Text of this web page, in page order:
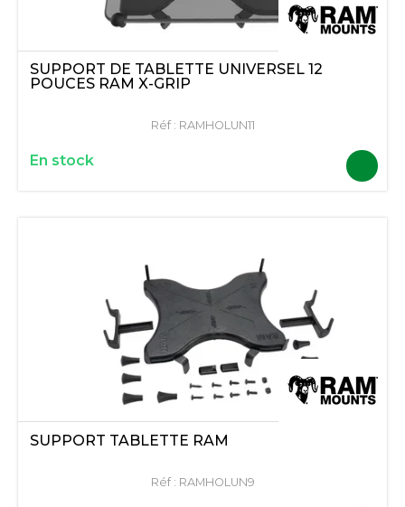
SUPPORT DE TABLETTE UNIVERSEL 12
POUCES RAM X-GRIP
Réf : RAMHOLUN11
En stock
SUPPORT TABLETTE RAM
Réf : RAMHOLUN9